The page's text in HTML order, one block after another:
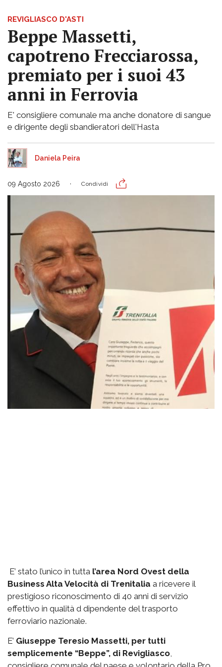
REVIGLIASCO D'ASTI
Beppe Massetti,
capotreno Frecciarossa,
premiato per i suoi 43
anni in Ferrovia
E' consigliere comunale ma anche donatore di sangue
e dirigente degli sbandieratori dell'Hasta
Daniela Peira
09 Agosto 2026 Condividi
E’ stato l’unico in tutta l’area Nord Ovest della
Business Alta Velocità di Trenitalia a ricevere il
prestigioso riconoscimento di 40 anni di servizio
effettivo in qualità d dipendente del trasporto
ferroviario nazionale.
E’ Giuseppe Teresio Massetti, per tutti
semplicemente “Beppe”, di Revigliasco